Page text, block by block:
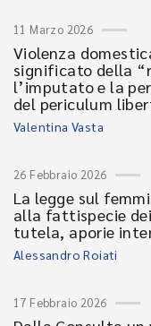
11 Marzo 2026
Violenza
significato della
l’imputato e la
del periculum
Valentina Vasta
26 Febbraio 2026
La legge sul
alla fattispecie
tutela, aporie
Alessandro Roiati
17 Febbraio 2026